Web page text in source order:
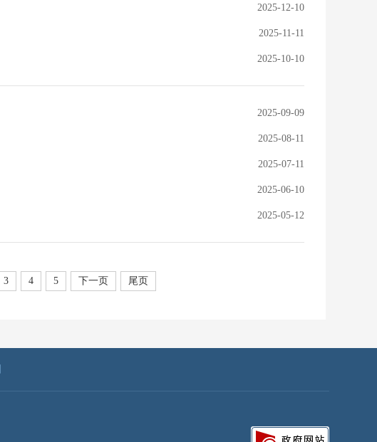
2025-12-10
2025-11-11
2025-10-10
2025-09-09
2025-08-11
2025-07-11
2025-06-10
2025-05-12
3 4 5 下一页 尾页